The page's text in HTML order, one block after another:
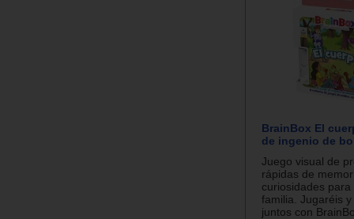
BrainBox El
de ingenio de
Juego visual de
rápidas de
curiosidades para
familia. Jugaréis
juntos con